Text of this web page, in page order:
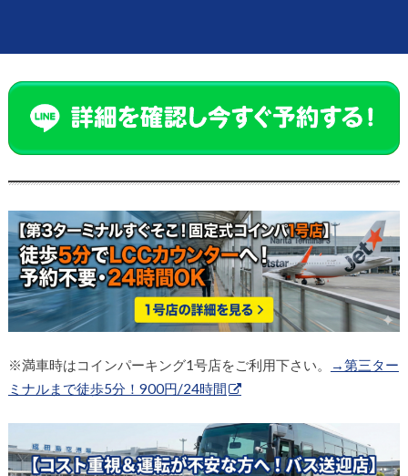
※満車時はコインパーキング1号店をご利用下さい。
→第三ター
ミナルまで徒歩5分！900円/24時間